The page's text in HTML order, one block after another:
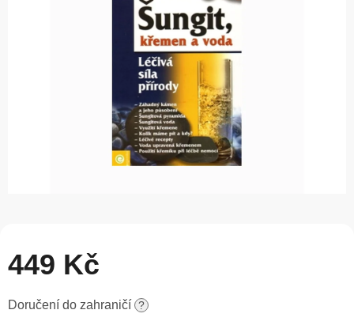
449 Kč
Měrná
Doručení do zahraničí ?